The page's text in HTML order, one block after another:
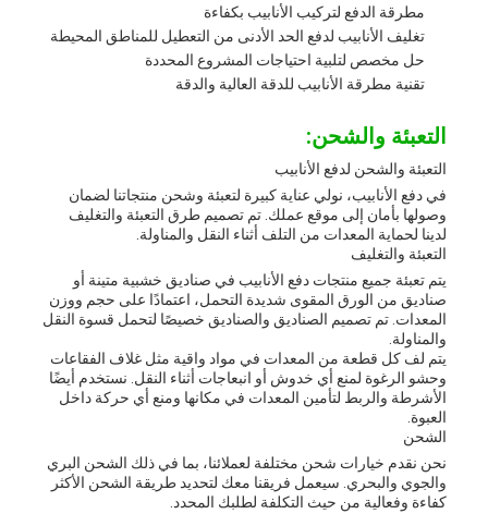
مطرقة الدفع لتركيب الأنابيب بكفاءة
تغليف الأنابيب لدفع الحد الأدنى من التعطيل للمناطق المحيطة
حل مخصص لتلبية احتياجات المشروع المحددة
تقنية مطرقة الأنابيب للدقة العالية والدقة
التعبئة والشحن:
التعبئة والشحن لدفع الأنابيب
في دفع الأنابيب، نولي عناية كبيرة لتعبئة وشحن منتجاتنا لضمان
وصولها بأمان إلى موقع عملك. تم تصميم طرق التعبئة والتغليف
لدينا لحماية المعدات من التلف أثناء النقل والمناولة.
التعبئة والتغليف
يتم تعبئة جميع منتجات دفع الأنابيب في صناديق خشبية متينة أو
صناديق من الورق المقوى شديدة التحمل، اعتمادًا على حجم ووزن
المعدات. تم تصميم الصناديق والصناديق خصيصًا لتحمل قسوة النقل
والمناولة.
يتم لف كل قطعة من المعدات في مواد واقية مثل غلاف الفقاعات
وحشو الرغوة لمنع أي خدوش أو انبعاجات أثناء النقل. نستخدم أيضًا
الأشرطة والربط لتأمين المعدات في مكانها ومنع أي حركة داخل
العبوة.
الشحن
نحن نقدم خيارات شحن مختلفة لعملائنا، بما في ذلك الشحن البري
والجوي والبحري. سيعمل فريقنا معك لتحديد طريقة الشحن الأكثر
كفاءة وفعالية من حيث التكلفة لطلبك المحدد.